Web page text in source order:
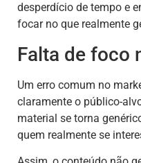
desperdício de tempo e
focar no que realmente
Falta de foco
Um erro comum no
claramente o público-
material se torna
quem realmente se